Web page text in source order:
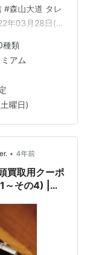
#森山大道 タレ
年03月28日(月
大阪府八尾
書物は知恵の
しに働く本屋
種類
アム
曜日)
• 4年前
買取用クーポ
その4) |
ミアム 中央
[※重要]JICC
14日(月曜日)